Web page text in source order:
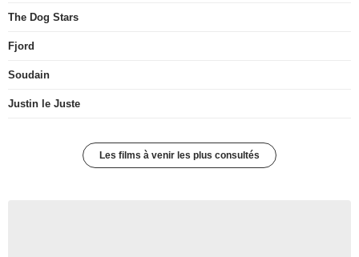
The Dog Stars
Fjord
Soudain
Justin le Juste
Les films à venir les plus consultés